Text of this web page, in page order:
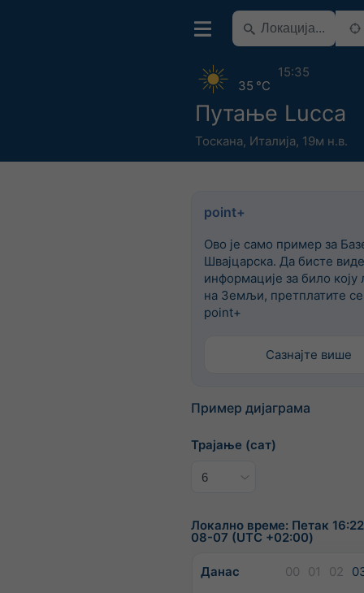
Путање Lucca
Тоскана, Италија, 19м н.в.
35 °C
15:35
point+
Ово је само пример за
Швајцарска. Да бисте
информације за било коју
на Земљи, претплатите
point+
Сазнајте више
Пример дијаграма
Трајање (сат)
Локално време: Петак
08-07 (UTC +02:00)
Данас 00 01 02